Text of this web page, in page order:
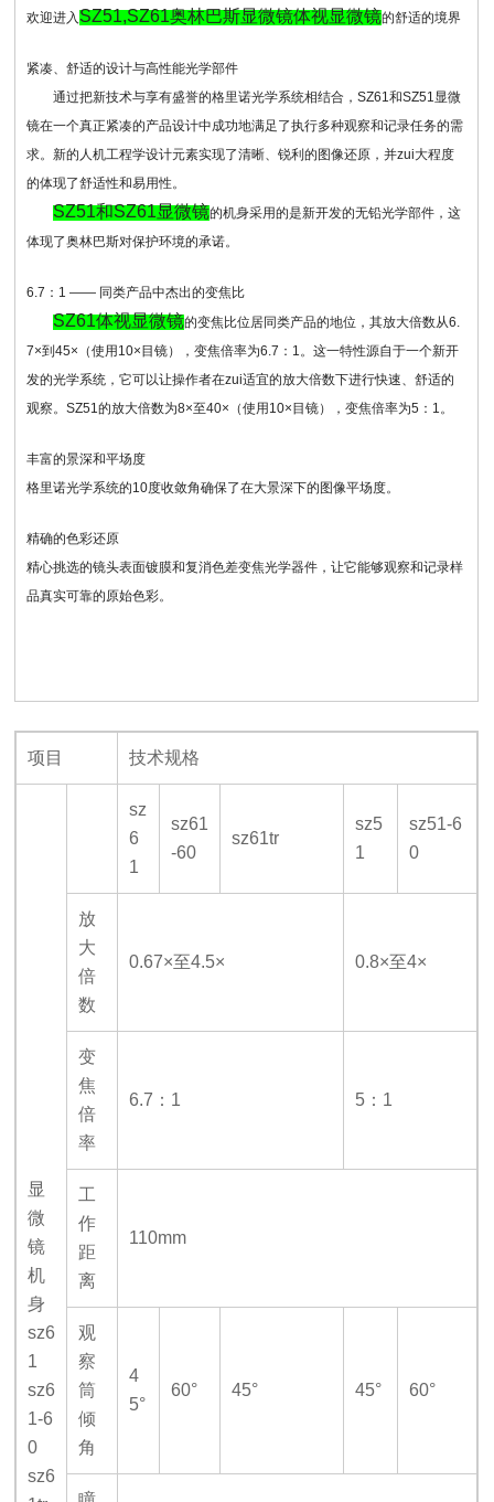
欢迎进入SZ51,SZ61奥林巴斯显微镜体视显微镜的舒适的境界
紧凑、舒适的设计与高性能光学部件
通过把新技术与享有盛誉的格里诺光学系统相结合，SZ61和SZ51显微
镜在一个真正紧凑的产品设计中成功地满足了执行多种观察和记录任务的需
求。新的人机工程学设计元素实现了清晰、锐利的图像还原，并zui大程度
的体现了舒适性和易用性。
SZ51和SZ61显微镜的机身采用的是新开发的无铅光学部件，这
体现了奥林巴斯对保护环境的承诺。
6.7 ：1 —— 同类产品中杰出的变焦比
SZ61体视显微镜的变焦比位居同类产品的地位，其放大倍数从6.
7×到45×（使用10×目镜），变焦倍率为6.7：1。这一特性源自于一个新开
发的光学系统，它可以让操作者在zui适宜的放大倍数下进行快速、舒适的
观察。SZ51的放大倍数为8×至40×（使用10×目镜），变焦倍率为5：1。
丰富的景深和平场度
格里诺光学系统的10度收敛角确保了在大景深下的图像平场度。
精确的色彩还原
精心挑选的镜头表面镀膜和复消色差变焦光学器件，让它能够观察和记录样
品真实可靠的原始色彩。
项目 技术规格
显
微
镜
机
身
sz6
1
sz6
1-6
0
sz6
sz
6
1
sz61
-60
sz61tr
sz5
1
sz51-6
0
放
大
倍
数
0.67×至4.5× 0.8×至4×
变
焦
倍
率
6.7 ：1 5 ：1
工
作
距
离
110mm
观
察
筒
倾
角
4
5°
60° 45° 45° 60°